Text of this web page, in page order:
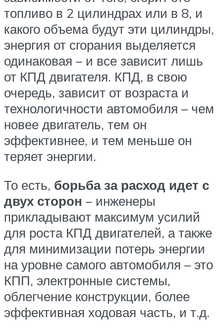
топливо в 2 цилиндрах или в 8, и
какого объема будут эти цилиндры,
энергия от сгорания выделяется
одинаковая – и все зависит лишь
от КПД двигателя. КПД, в свою
очередь, зависит от возраста и
технологичности автомобиля – чем
новее двигатель, тем он
эффективнее, и тем меньше он
теряет энергии.
То есть, борьба за расход идет с
двух сторон – инженеры
прикладывают максимум усилий
для роста КПД двигателей, а также
для минимизации потерь энергии
на уровне самого автомобиля – это
КПП, электронные системы,
облегчение конструкции, более
эффективная ходовая часть, и т.д.